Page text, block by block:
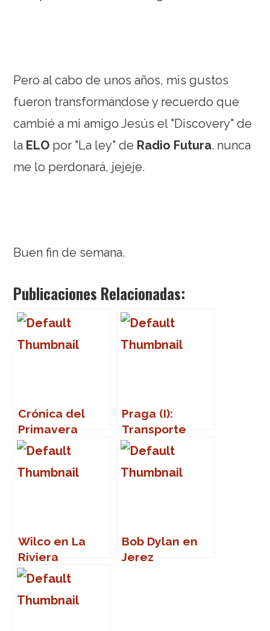
Pero al cabo de unos años, mis gustos
fueron transformándose y recuerdo que
cambié a mi amigo Jesús el "Discovery" de
la ELO por "La ley" de Radio Futura. nunca
me lo perdonará, jejeje.
Buen fin de semana.
Publicaciones Relacionadas:
Crónica del
Primavera
Sound 2007
Praga (I):
Transporte
público
Wilco en La
Riviera
(Madrid)
Bob Dylan en
Jerez